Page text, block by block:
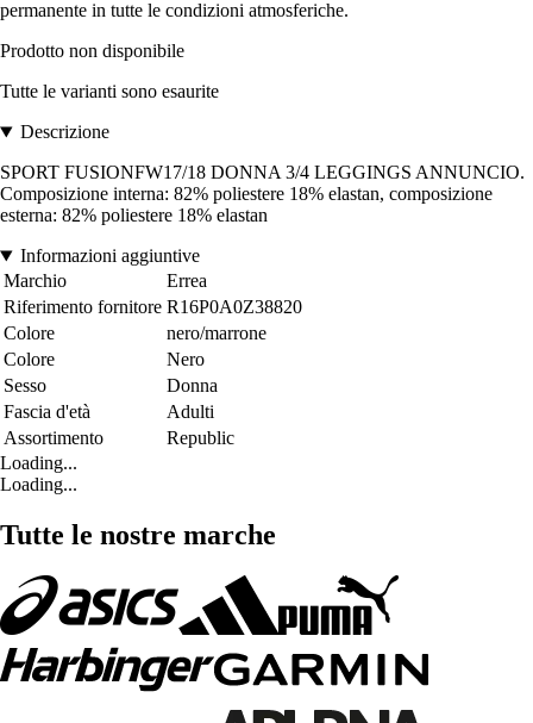
permanente in tutte le condizioni atmosferiche.
Prodotto non disponibile
Tutte le varianti sono esaurite
Descrizione
SPORT FUSIONFW17/18 DONNA 3/4 LEGGINGS ANNUNCIO.
Composizione interna: 82% poliestere 18% elastan, composizione
esterna: 82% poliestere 18% elastan
Informazioni aggiuntive
Marchio
Errea
Riferimento fornitore R16P0A0Z38820
Colore
nero/marrone
Colore
Nero
Sesso
Donna
Fascia d'età
Adulti
Assortimento
Republic
Loading...
Loading...
Tutte le nostre marche